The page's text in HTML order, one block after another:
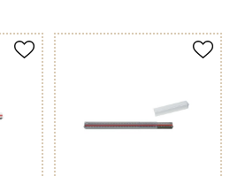
Produkt merken